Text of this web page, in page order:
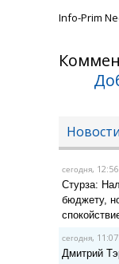
Info-Prim
сегодня, 12:56
Стурза:
бюджету,
сегодня, 11:07
Дмитрий